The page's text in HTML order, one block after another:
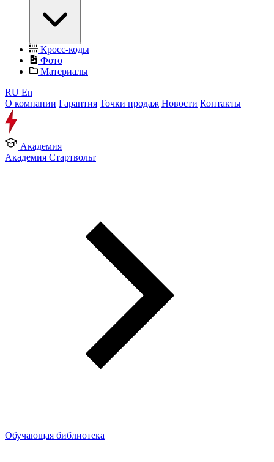
Кросс-коды
Фото
Материалы
RU En
О компании Гарантия Точки продаж Новости Контакты
Академия
Академия Стартвольт
Обучающая библиотека